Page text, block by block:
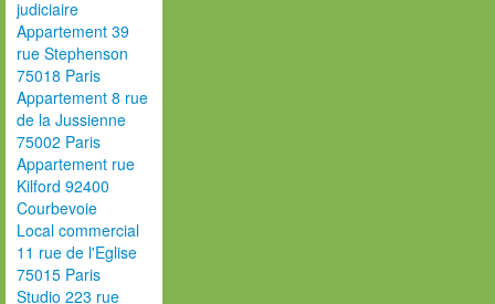
judiciaire
Appartement 39
rue Stephenson
75018 Paris
Appartement 8 rue
de la Jussienne
75002 Paris
Appartement rue
Kilford 92400
Courbevoie
Local commercial
11 rue de l'Eglise
75015 Paris
Studio 223 rue